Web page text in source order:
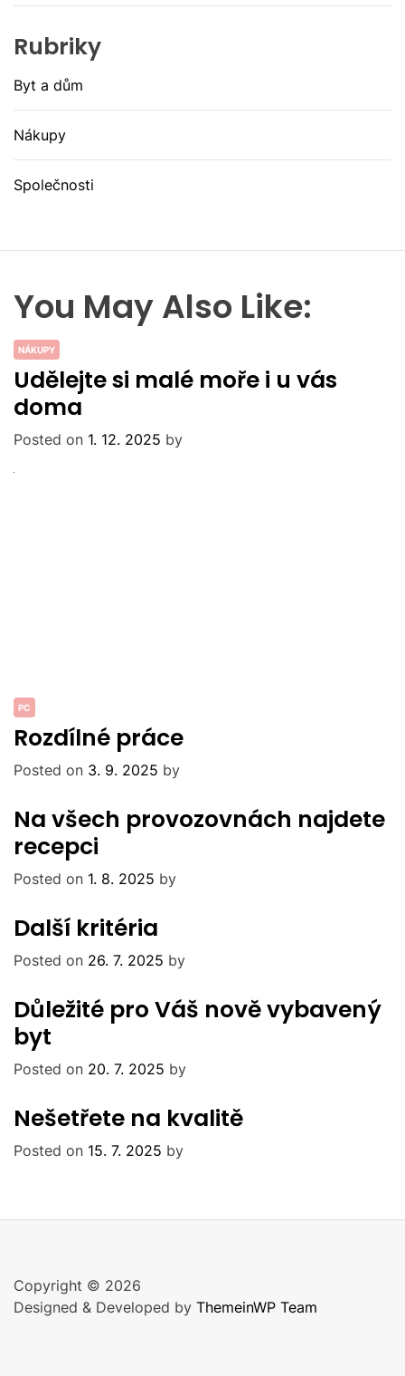
Rubriky
Byt a dům
Nákupy
Společnosti
You May Also Like:
NÁKUPY
Udělejte si malé moře i u vás
doma
Posted on 1. 12. 2025 by
PC
Rozdílné práce
Posted on 3. 9. 2025 by
Na všech provozovnách najdete
recepci
Posted on 1. 8. 2025 by
Další kritéria
Posted on 26. 7. 2025 by
Důležité pro Váš nově vybavený
byt
Posted on 20. 7. 2025 by
Nešetřete na kvalitě
Posted on 15. 7. 2025 by
Copyright © 2026
Designed & Developed by ThemeinWP Team